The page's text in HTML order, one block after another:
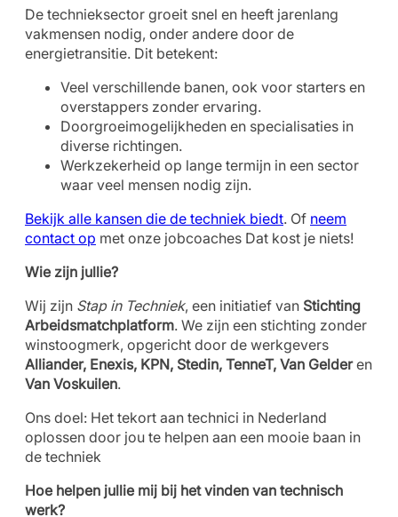
De technieksector groeit snel en heeft jarenlang
vakmensen nodig, onder andere door de
energietransitie. Dit betekent:
Veel verschillende banen, ook voor starters en
overstappers zonder ervaring.
Doorgroeimogelijkheden en specialisaties in
diverse richtingen.
Werkzekerheid op lange termijn in een sector
waar veel mensen nodig zijn.
Bekijk alle kansen die de techniek biedt. Of neem
contact op met onze jobcoaches Dat kost je niets!
Wie zijn jullie?
Wij zijn Stap in Techniek, een initiatief van Stichting
Arbeidsmatchplatform. We zijn een stichting zonder
winstoogmerk, opgericht door de werkgevers
Alliander, Enexis, KPN, Stedin, TenneT, Van Gelderen
Van Voskuilen.
Ons doel: Het tekort aan technici in Nederland
oplossen door jou te helpen aan een mooie baan in
de techniek
Hoe helpen jullie mij bij het vinden van technisch
werk?